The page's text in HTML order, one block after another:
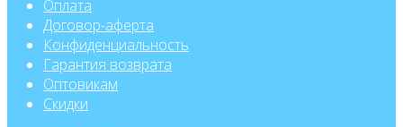
Оплата
Договор-аферта
Конфиденциальность
Гарантия возврата
Оптовикам
Скидки